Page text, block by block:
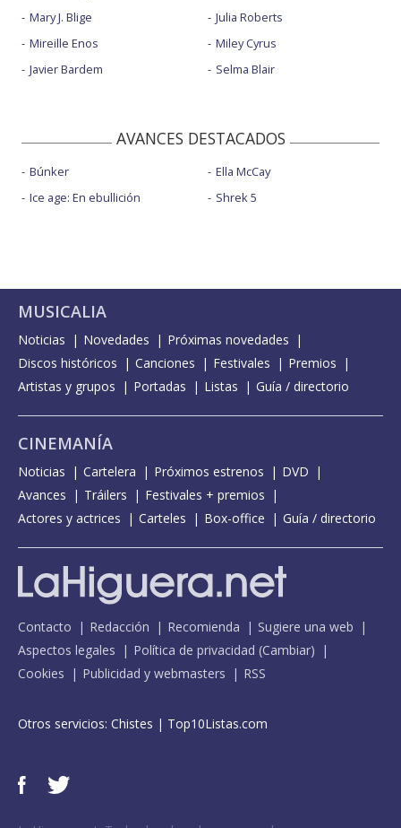
Mary J. Blige
Mireille Enos
Javier Bardem
Julia Roberts
Miley Cyrus
Selma Blair
AVANCES DESTACADOS
Búnker
Ice age: En ebullición
Ella McCay
Shrek 5
MUSICALIA
Noticias Novedades
Próximas novedades
Discos históricos
Canciones Festivales
Premios
Artistas y grupos
Portadas Listas Guía / directorio
CINEMANÍA
Noticias Cartelera Próximos estrenos
DVD
Avances
Tráilers
Festivales + premios
Actores y actrices
Carteles Box-office Guía / directorio
Contacto Redacción Recomienda
Sugiere una web
Aspectos legales
Política de privacidad (Cambiar)
Cookies
Publicidad y webmasters RSS
Otros servicios: Chistes | Top10Listas.com